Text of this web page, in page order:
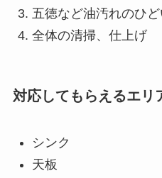
五徳など油汚れのひ
全体の清掃、仕上げ
対応してもらえるエリ
シンク
天板